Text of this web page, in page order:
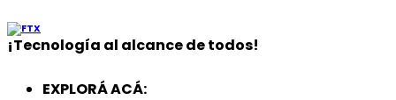
¡Tecnología al alcance de todos!
EXPLORÁ ACÁ: